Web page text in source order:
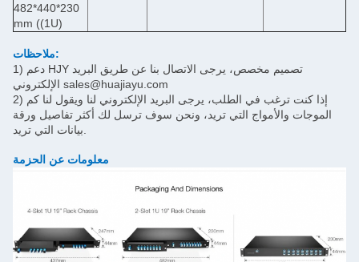
482*440*230
mm ((1U)
ملاحظات:
1) دعم HJY تصميم مخصص، يرجى الاتصال بنا عن طريق البريد
الإلكتروني sales@huajiayu.com
2) إذا كنت ترغب في الطلب، يرجى البريد الإلكتروني لنا ويقول لنا كم
الموجات والأمواج التي تريد، ونحن سوف ترسل لك أكثر تفاصيل ورقة
معلومات عن الحزمة